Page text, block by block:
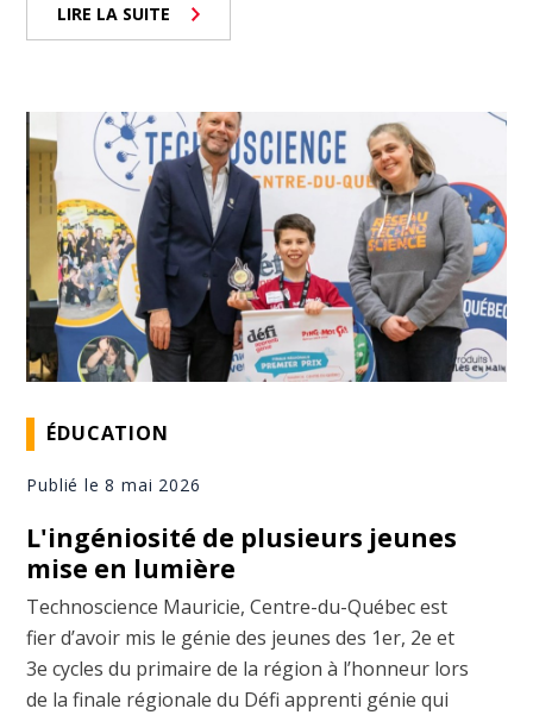
LIRE LA SUITE
ÉDUCATION
Publié le 8 mai 2026
L'ingéniosité de plusieurs jeunes
mise en lumière
Technoscience Mauricie, Centre-du-Québec est
fier d’avoir mis le génie des jeunes des 1er, 2e et
3e cycles du primaire de la région à l’honneur lors
de la finale régionale du Défi apprenti génie qui